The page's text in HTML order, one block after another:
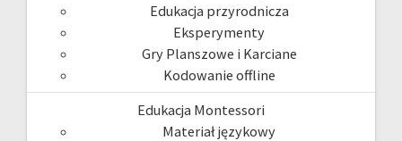
Edukacja przyrodnicza
Eksperymenty
Gry Planszowe i Karciane
Kodowanie offline
Edukacja Montessori
Materiał językowy